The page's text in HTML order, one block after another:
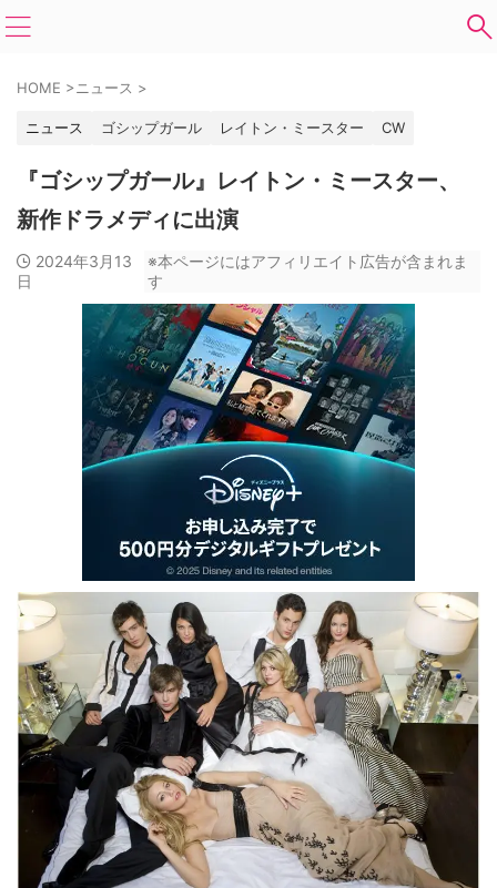
HOME >ニュース >
ニュース ゴシップガール レイトン・ミースター CW
『ゴシップガール』レイトン・ミースター、
新作ドラメディに出演
2024年3月13
日
※本ページにはアフィリエイト広告が含まれま
す